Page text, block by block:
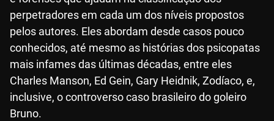
perpetradores em cada um dos níveis propostos
pelos autores. Eles abordam desde casos pouco
conhecidos, até mesmo as histórias dos psicopatas
mais infames das últimas décadas, entre eles
Charles Manson, Ed Gein, Gary Heidnik, Zodíaco, e,
inclusive, o controverso caso brasileiro do goleiro
Bruno.